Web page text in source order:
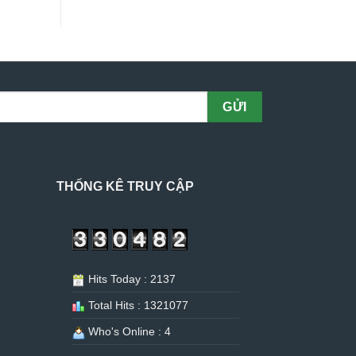
THỐNG KÊ TRUY CẬP
Hits Today : 2137
Total Hits : 1321077
Who's Online : 4